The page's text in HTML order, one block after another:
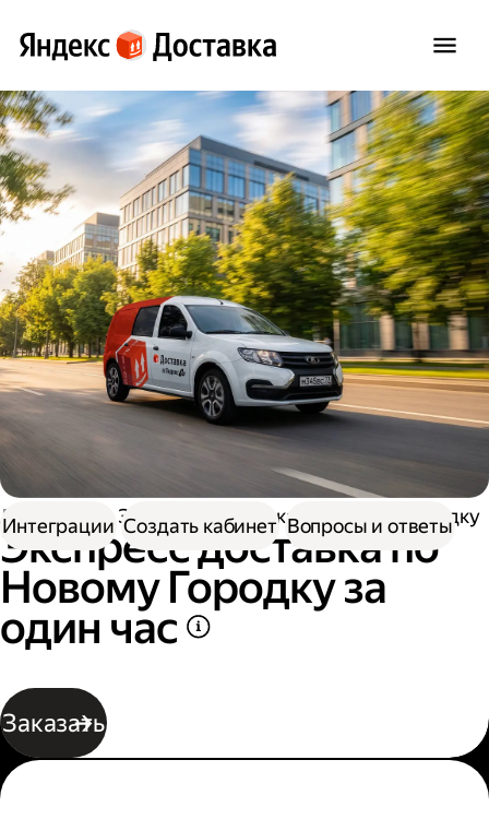
Доставка Экспресс-доставка по Новому Городку
Экспресс доставка по
Новому Городку за
один час
Заказать
Интеграции Создать кабинет Вопросы и ответы